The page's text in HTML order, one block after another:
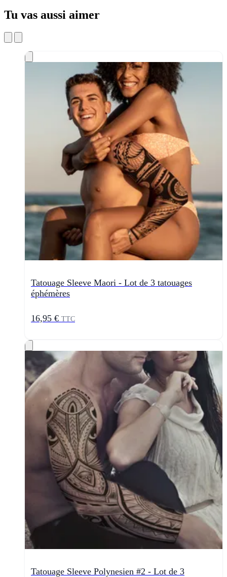
Tu vas aussi aimer
Tatouage Sleeve Maori - Lot de 3 tatouages
éphémères
16,95 € TTC
Tatouage Sleeve Polynesien #2 - Lot de 3